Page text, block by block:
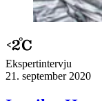
Ekspert­intervju
21. september 2020